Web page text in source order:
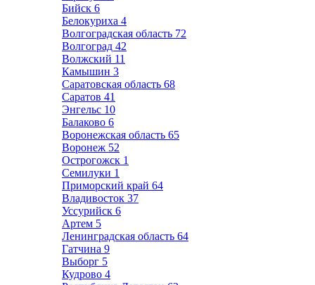
Бийск 6
Белокуриха 4
Волгоградская область 72
Волгоград 42
Волжский 11
Камышин 3
Саратовская область 68
Саратов 41
Энгельс 10
Балаково 6
Воронежская область 65
Воронеж 52
Острогожск 1
Семилуки 1
Приморский край 64
Владивосток 37
Уссурийск 6
Артем 5
Ленинградская область 64
Гатчина 9
Выборг 5
Кудрово 4